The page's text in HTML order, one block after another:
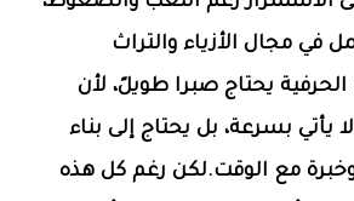
في مجال الأزياء والتراث
يحتاج صبرا طويلً، لأن
يأتي بسرعة، بل يحتاج إلى بناء
مع الوقت.لكن رغم كل هذه